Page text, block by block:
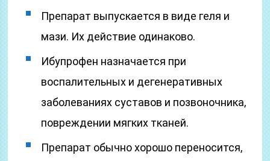
Препарат выпускается в виде геля и
мази. Их действие одинаково.
Ибупрофен назначается при
воспалительных и дегенеративных
заболеваниях суставов и позвоночника,
повреждении мягких тканей.
Препарат обычно хорошо переносится,